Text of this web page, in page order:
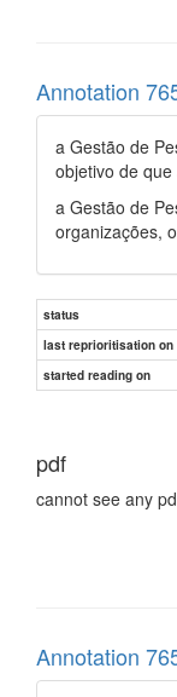
Annotation
a Gestão de
objetivo de
a Gestão de
organizações,
status
last reprioritisation on
started reading on
pdf
cannot see any
Annotation